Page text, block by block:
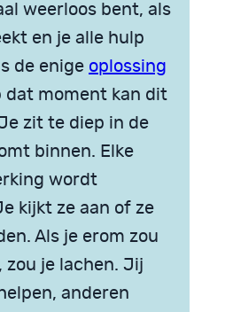
weerloos bent, als
en je alle hulp
de enige oplossing
dat moment kan dit
zit te diep in de
binnen. Elke
wordt
kijkt ze aan of ze
Als je erom zou
zou je lachen. Jij
anderen